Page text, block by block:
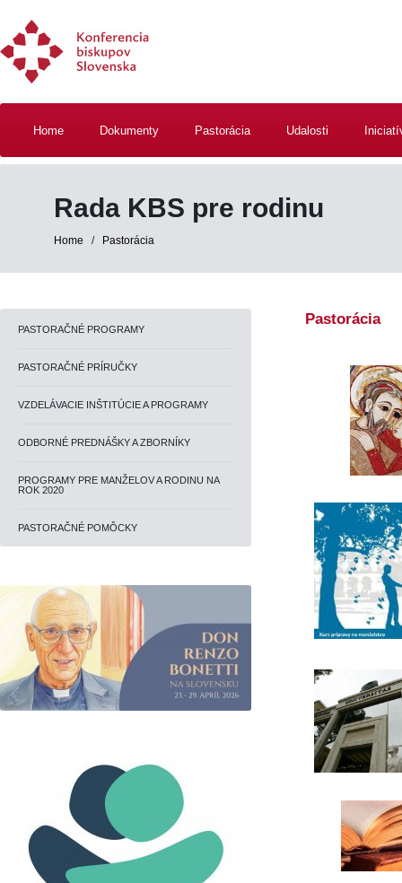
Home Dokumenty Pastorácia Udalosti
Rada KBS pre rodinu
Home / Pastorácia
PASTORAČNÉ PROGRAMY
PASTORAČNÉ PRÍRUČKY
VZDELÁVACIE INŠTITÚCIE A PROGRAMY
ODBORNÉ PREDNÁŠKY A ZBORNÍKY
PROGRAMY PRE MANŽELOV A RODINU NA
ROK 2020
PASTORAČNÉ POMÔCKY
Pastorácia